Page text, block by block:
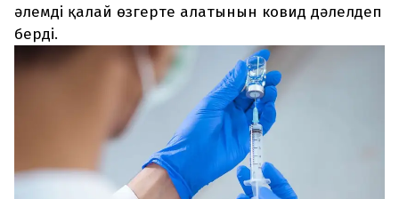
әлемді қалай өзгерте алатынын ковид дәлелдеп
берді.